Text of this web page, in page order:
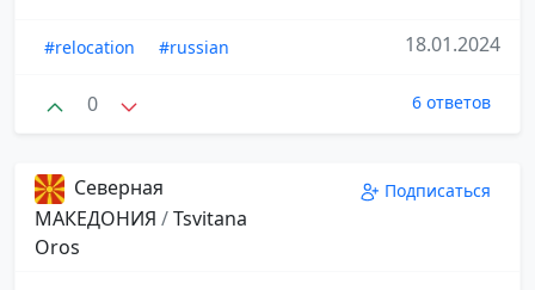
#relocation #russian 18.01.2024
0 6 ответов
Северная
МАКЕДОНИЯ /Tsvitana
Oros
Подписаться